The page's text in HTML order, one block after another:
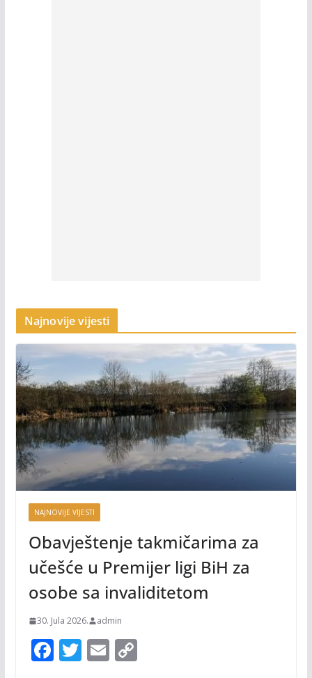
Najnovije vijesti
NAJNOVIJE VIJESTI
Obavještenje takmičarima za
učešće u Premijer ligi BiH za
osobe sa invaliditetom
30. Jula 2026. admin
F T E C